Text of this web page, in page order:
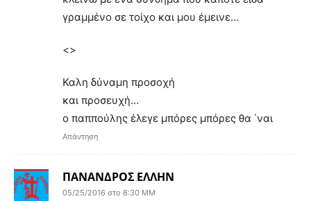
γραμμένο σε τοίχο και μου έμεινε…
<>
Καλη δύναμη προσοχή
και προσευχή…
ο παππούλης έλεγε μπόρες μπόρες θα ΄ναι
Απάντηση
ΠΑΝΑΝΔΡΟΣ ΕΛΛΗΝ
05/25/2016 στο 8:30 ΜΜ